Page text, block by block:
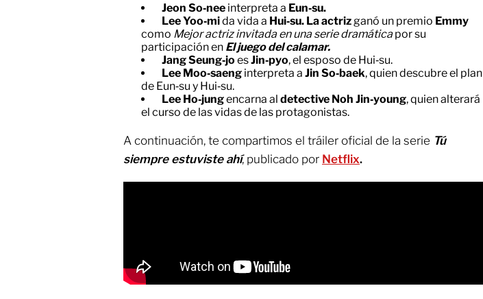
Jeon So‑nee interpreta a Eun‑su.
Lee Yoo‑mida vida a Hui‑su. La actriz ganó un premio Emmy
como Mejor actriz invitada en una serie dramáticapor su
participación en El juego del calamar.
Jang Seung‑jo esJin‑pyo, el esposo de Hui‑su.
Lee Moo‑saeng interpreta a Jin So‑baek, quien descubre el plan
de Eun‑su y Hui‑su.
Lee Ho‑jungencarna al detective Noh Jin‑young, quien alterará
el curso de las vidas de las protagonistas.
A continuación, te compartimos el tráiler oficial de la serie Tú
siempre estuviste ahí, publicado por Netflix.